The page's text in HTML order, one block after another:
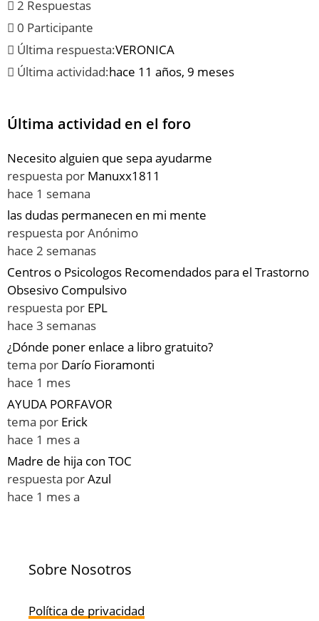
2 Respuestas
0 Participante
Última respuesta:VERONICA
Última actividad:hace 11 años, 9 meses
Última actividad en el foro
Necesito alguien que sepa ayudarme
respuesta por Manuxx1811
hace 1 semana
las dudas permanecen en mi mente
respuesta porAnónimo
hace 2 semanas
Centros o Psicologos Recomendados para el Trastorno
Obsesivo Compulsivo
respuesta por EPL
hace 3 semanas
¿Dónde poner enlace a libro gratuito?
tema por Darío Fioramonti
hace 1 mes
AYUDA PORFAVOR
tema por Erick
hace 1 mes a
Madre de hija con TOC
respuesta porAzul
hace 1 mes a
Sobre Nosotros
Política de privacidad